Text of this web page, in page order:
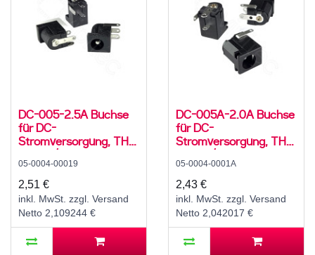
DC-005-2.5A Buchse
für DC-
Stromversorgung, THT,
für 5,5 / 2,5 mm
Hohlstecker, 30 V, 500
mA, 90°, -25..80 °C
05-0004-00019
2,51 €
inkl. MwSt. zzgl. Versand
Netto 2,109244 €
DC-005A-2.0A Buchse
für DC-
Stromversorgung, THT,
für 5,5 / 2,1 mm
Hohlstecker, 30 V, 500
mA, 90°, -20..70 °C
05-0004-0001A
2,43 €
inkl. MwSt. zzgl. Versand
Netto 2,042017 €